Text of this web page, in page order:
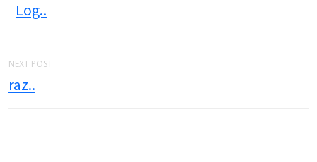
Log..
NEXT POST
raz..